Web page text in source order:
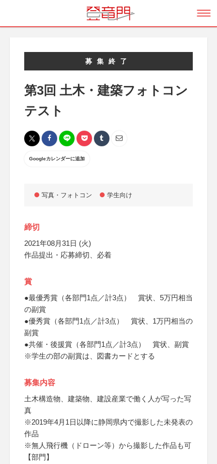
募集終了
第3回 土木・建築フォトコン
テスト
Googleカレンダーに追加
写真・フォトコン 学生向け
締切
2021年08月31日 (火)
作品提出・応募締切、必着
賞
●最優秀賞（各部門1点／計3点） 賞状、5万円相当
の副賞
●優秀賞（各部門1点／計3点） 賞状、1万円相当の
副賞
●共催・後援賞（各部門1点／計3点） 賞状、副賞
※学生の部の副賞は、図書カードとする
募集内容
土木構造物、建築物、建設産業で働く人が写った写
真
※2019年4月1日以降に静岡県内で撮影した未発表の
作品
※無人飛行機（ドローン等）から撮影した作品も可
【部門】